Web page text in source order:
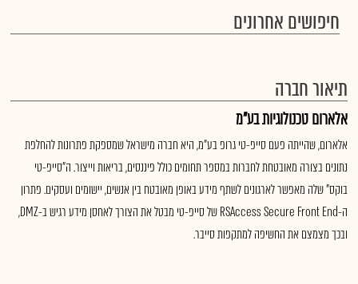
חיפושים אחרונים
תיאור חברה
אלארום טכנולוגיות בע"מ
אלארום, שהייתה פעם סייפ-טי גרופ בע"מ, היא חברה מישראל שמספקת פתרונות להחלפת
נתונים בצורה מאובטחת לחברות במספר תחומים כולל פיננסים, בריאות וייצור. ה"סייפ-טי
בוקס" שלה מאפשר לארגונים לשתף מידע באופן מאובטח בין אנשים, יישומים ועסקים. פתרון
ה-RSAccess Secure Front End של סייפ-טי מבטל את הצורך לאחסן מידע רגיש ב-DMZ,
ובכך מצמצם את החשיפה למתקפות סייבר.